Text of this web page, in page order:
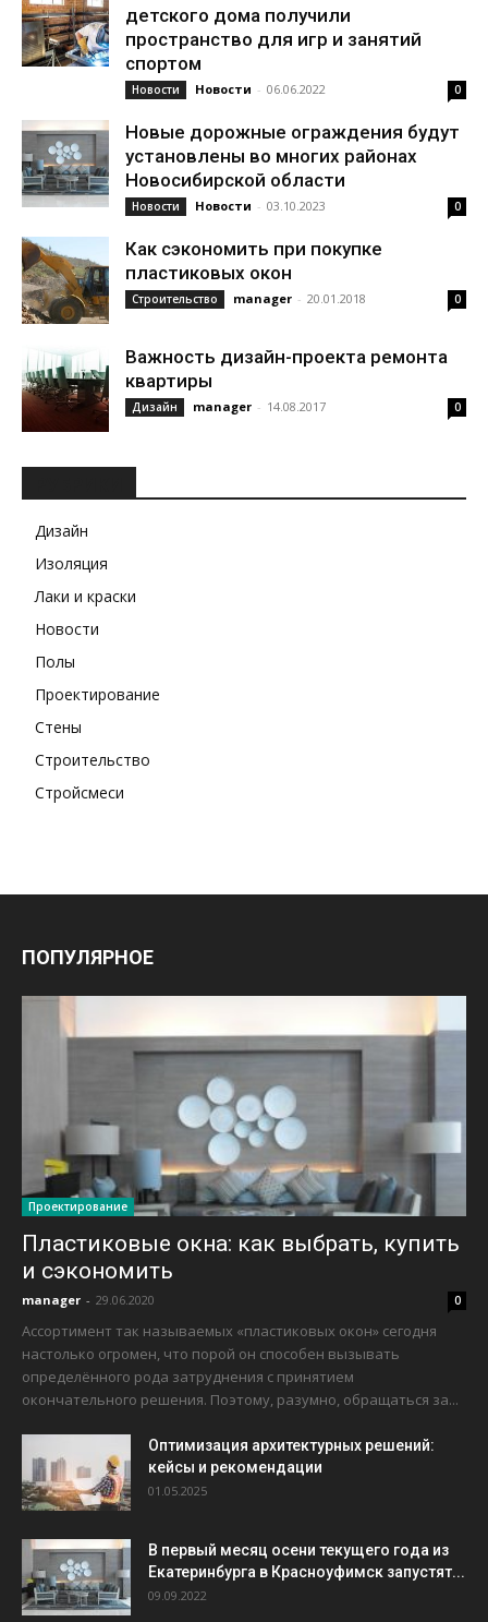
детского дома получили
пространство для игр и занятий
спортом
Новости Новости - 06.06.2022 0
Новые дорожные ограждения будут
установлены во многих районах
Новосибирской области
Новости Новости - 03.10.2023 0
Как сэкономить при покупке
пластиковых окон
Строительство manager - 20.01.2018 0
Важность дизайн-проекта ремонта
квартиры
Дизайн manager - 14.08.2017 0
Дизайн
Изоляция
Лаки и краски
Новости
Полы
Проектирование
Стены
Строительство
Стройсмеси
ПОПУЛЯРНОЕ
Проектирование
Пластиковые окна: как выбрать, купить
и сэкономить
manager - 29.06.2020 0
Ассортимент так называемых «пластиковых окон» сегодня
настолько огромен, что порой он способен вызывать
определённого рода затруднения с принятием
окончательного решения. Поэтому, разумно, обращаться за...
Оптимизация архитектурных решений:
кейсы и рекомендации
01.05.2025
В первый месяц осени текущего года из
Екатеринбурга в Красноуфимск запустят...
09.09.2022